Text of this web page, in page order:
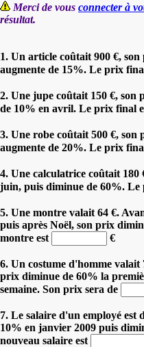
Merci de vous connecter à
résultat.
1. Un article coûtait 900 €,
augmente de 15%. Le prix
2. Une jupe coûtait 150 €, son
de 10% en avril. Le prix final
3. Une robe coûtait 500 €,
augmente de 20%. Le prix
4. Une calculatrice coûtait 180
juin, puis diminue de 60%. Le
5. Une montre valait 64 €.
puis après Noël, son prix
montre est
€
6. Un costume d'homme
prix diminue de 60% la
semaine. Son prix sera de
7. Le salaire d'un employé est
10% en janvier 2009 puis
nouveau salaire est